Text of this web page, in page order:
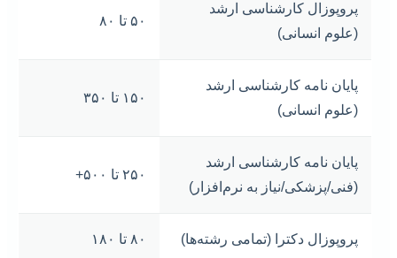
پروپوزال کارشناسی ارشد
(علوم انسانی)
۵۰ تا ۸۰
پایان نامه کارشناسی ارشد
(علوم انسانی)
۱۵۰ تا ۳۵۰
پایان نامه کارشناسی ارشد
(فنی/پزشکی/نیاز به نرم‌افزار)
۲۵۰ تا ۵۰۰+
پروپوزال دکترا (تمامی رشته‌ها) ۸۰ تا ۱۸۰